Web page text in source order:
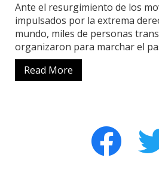
Ante el resurgimiento de los
impulsados por la extrema
mundo, miles de personas
organizaron para marchar el
Read More
facebook